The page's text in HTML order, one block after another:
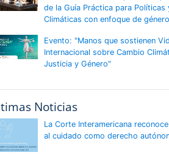
de la Guía Práctica para Políticas
Climáticas con enfoque de género
Evento: "Manos que sostienen
Internacional sobre Cambio
Justicia y Género"
Noticias
La Corte Interamericana
al cuidado como derecho